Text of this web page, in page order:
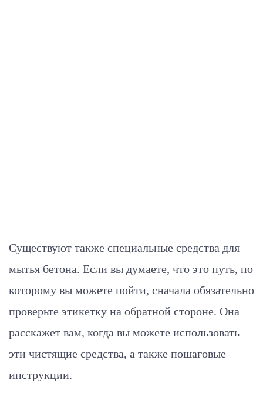
Существуют также специальные средства для
мытья бетона. Если вы думаете, что это путь, по
которому вы можете пойти, сначала обязательно
проверьте этикетку на обратной стороне. Она
расскажет вам, когда вы можете использовать
эти чистящие средства, а также пошаговые
инструкции.